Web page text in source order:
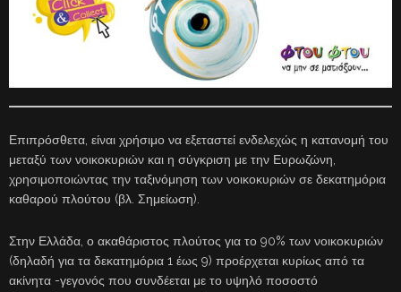
Επιπρόσθετα, είναι χρήσιμο να εξεταστεί ενδελεχώς η κατανομή του
μεταξύ των νοικοκυριών και η σύγκριση με την Ευρωζώνη,
χρησιμοποιώντας την ταξινόμηση των νοικοκυριών σε δεκατημόρια
καθαρού πλούτου (βλ. Σημείωση).
Στην Ελλάδα, ο ακαθάριστος πλούτος για το 90% των νοικοκυριών
(δηλαδή για τα δεκατημόρια 1 έως 9) προέρχεται κυρίως από τα
ακίνητα -γεγονός που συνδέεται με το υψηλό ποσοστό